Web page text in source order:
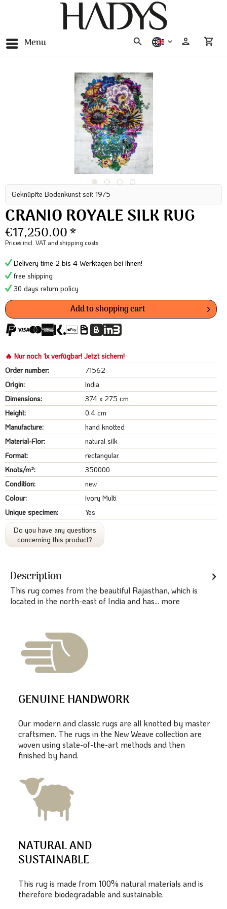
Menu english
Geknüpfte Bodenkunst seit 1975
CRANIO ROYALE SILK RUG
€17,250.00 *
Prices incl. VAT and shipping costs
Delivery time 2 bis 4 Werktagen bei Ihnen!
free shipping
30 days return policy
Add toshopping cart
🔥 Nur noch 1x verfügbar! Jetzt sichern!
Order number:
71562
Origin:
India
Dimensions:
374 x 275 cm
Height:
0.4 cm
Manufacture:
hand knotted
Material-Flor:
natural silk
Format:
rectangular
Knots/m²:
350000
Condition:
new
Colour:
Ivory Multi
Unique specimen:
Yes
Do you have any questions
concerning this product?
Description
This rug comes from the beautiful Rajasthan, which is
located in the north-east of India and has... more
GENUINE HANDWORK
Our modern and classic rugs are all knotted by master
craftsmen. The rugs in the New Weave collection are
woven using state-of-the-art methods and then
finished by hand.
NATURAL AND
SUSTAINABLE
This rug is made from 100% natural materials and is
therefore biodegradable and sustainable.